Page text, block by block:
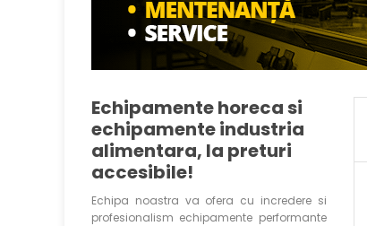
Echipamente horeca si
echipamente industria
alimentara, la preturi
accesibile!
Echipa noastra va ofera cu incredere si
profesionalism echipamente performante